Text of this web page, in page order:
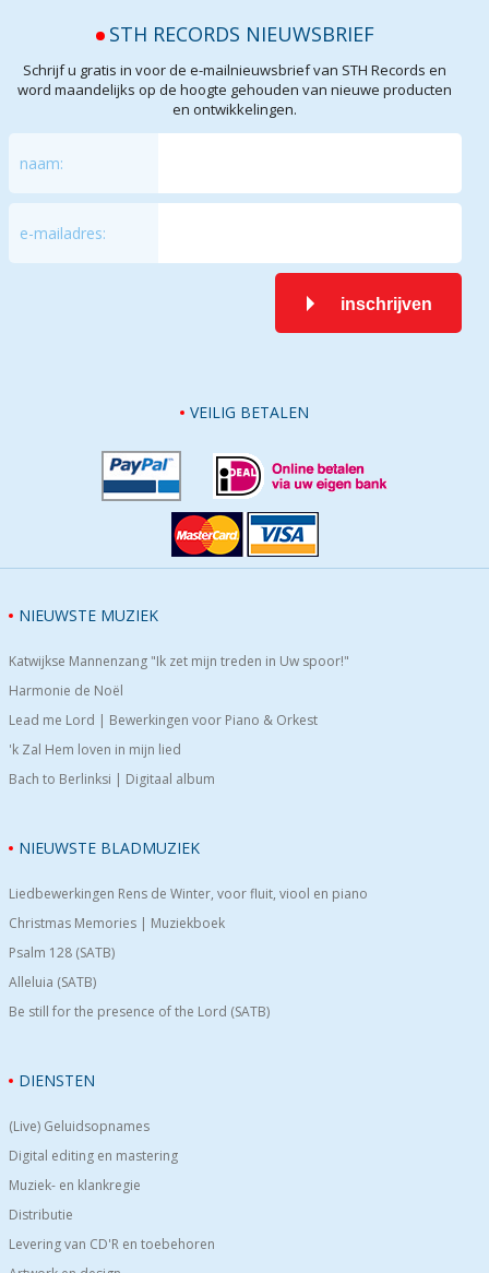
STH RECORDS NIEUWSBRIEF
Schrijf u gratis in voor de e-mailnieuwsbrief van STH Records en
word maandelijks op de hoogte gehouden van nieuwe producten
en ontwikkelingen.
naam:
e-mailadres:
inschrijven
VEILIG BETALEN
NIEUWSTE MUZIEK
Katwijkse Mannenzang "Ik zet mijn treden in Uw spoor!"
Harmonie de Noël
Lead me Lord | Bewerkingen voor Piano & Orkest
'k Zal Hem loven in mijn lied
Bach to Berlinksi | Digitaal album
NIEUWSTE BLADMUZIEK
Liedbewerkingen Rens de Winter, voor fluit, viool en piano
Christmas Memories | Muziekboek
Psalm 128 (SATB)
Alleluia (SATB)
Be still for the presence of the Lord (SATB)
DIENSTEN
(Live) Geluidsopnames
Digital editing en mastering
Muziek- en klankregie
Distributie
Levering van CD'R en toebehoren